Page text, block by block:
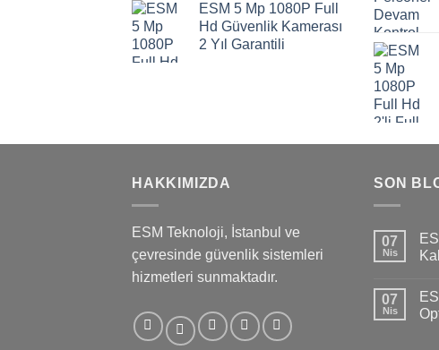
ESM 5 Mp 1080P Full
Hd Güvenlik Kamerası
2 Yıl Garantili
HAKKIMIZDA
ESM Teknoloji, İstanbul ve
çevresinde güvenlik sistemleri
hizmetleri sunmaktadır.
SON
07
Nis
07
Nis